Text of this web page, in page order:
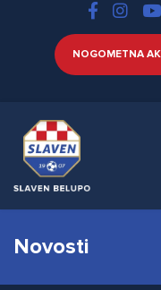
NOGOMETNA
Novosti